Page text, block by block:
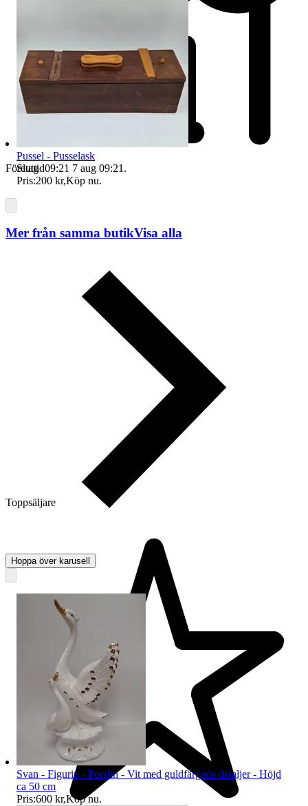
Företag
Toppsäljare
Pussel - Pusselask
Sluttid09:21 7 aug 09:21 .
Pris:200 kr,Köp nu.
Mer från samma butikVisa alla
Hoppa över karusell
Svan - Figurin - Porslin - Vit med guldfärgade detaljer - Höjd
ca 50 cm
Pris:600 kr,Köp nu.